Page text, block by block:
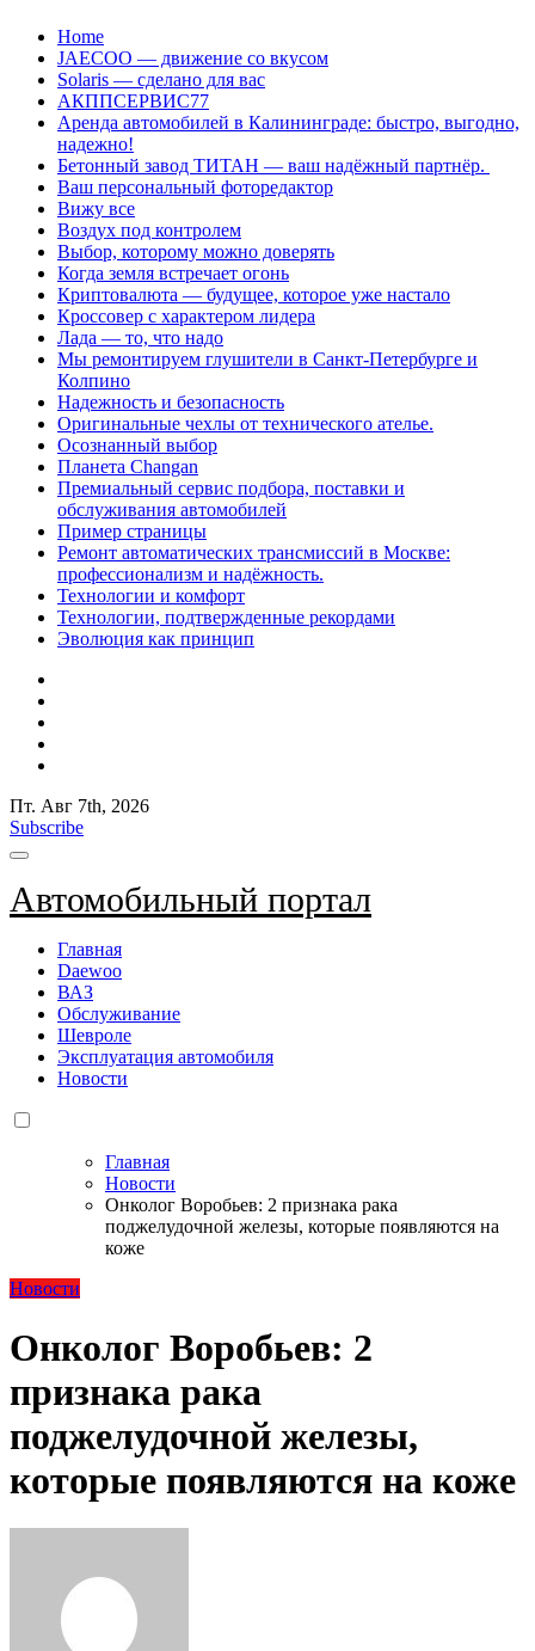
Перейти
содержанию
Home
JAECOO — движение со вкусом
Solaris — сделано для вас
АКППСЕРВИС77
Аренда автомобилей в Калининграде: быстро, выгодно,
надежно!
Бетонный завод ТИТАН — ваш надёжный партнёр.
Ваш персональный фоторедактор
Вижу все
Воздух под контролем
Выбор, которому можно доверять
Когда земля встречает огонь
Криптовалюта — будущее, которое уже настало
Кроссовер с характером лидера
Лада — то, что надо
Мы ремонтируем глушители в Санкт-Петербурге и
Колпино
Надежность и безопасность
Оригинальные чехлы от технического ателье.
Осознанный выбор
Планета Changan
Премиальный сервис подбора, поставки и
обслуживания автомобилей
Пример страницы
Ремонт автоматических трансмиссий в Москве:
профессионализм и надёжность.
Технологии и комфорт
Технологии, подтвержденные рекордами
Эволюция как принцип
Пт. Авг 7th, 2026
Subscribe
Автомобильный портал
Главная
Daewoo
ВАЗ
Обслуживание
Шевроле
Эксплуатация автомобиля
Новости
Главная
Новости
Онколог Воробьев: 2 признака рака
поджелудочной железы, которые появляются на
коже
Новости
Онколог Воробьев: 2
признака рака
поджелудочной железы,
которые появляются на коже